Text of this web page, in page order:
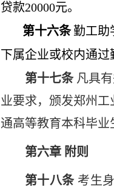
贷款20000元。
第十六条 勤工助
下属企业或校内通过
第十七条 凡具
业要求，颁发郑州
通高等教育本科毕业
第六章 附则
第十八条 考生